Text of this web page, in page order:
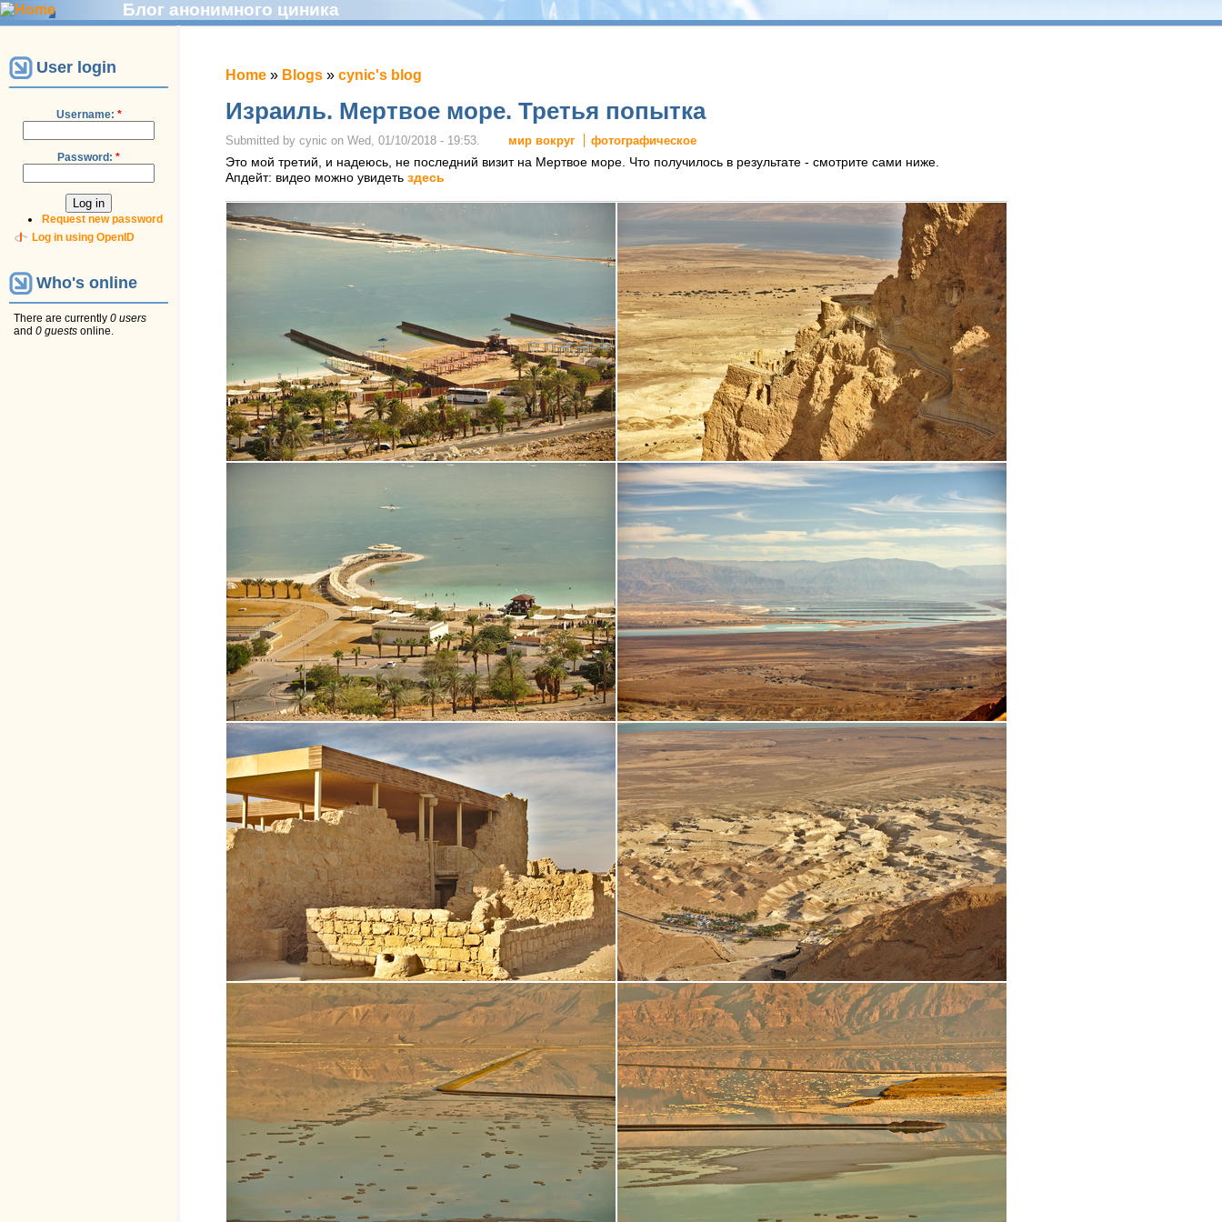
Блог анонимного циника
User login
Username: *
Password: *
Request new password
Log in using OpenID
Who's online
There are currently 0 users
and 0 guests online.
Home » Blogs » cynic's blog
Израиль. Мeртвое море. Третья попытка
Submitted by cynic on Wed, 01/10/2018 - 19:53. мир вокруг
фотографическое
Это мой третий, и надеюсь, не последний визит на Мертвое море. Что получилось в результате - смотрите сами ниже.
Апдейт: видео можно увидеть здесь